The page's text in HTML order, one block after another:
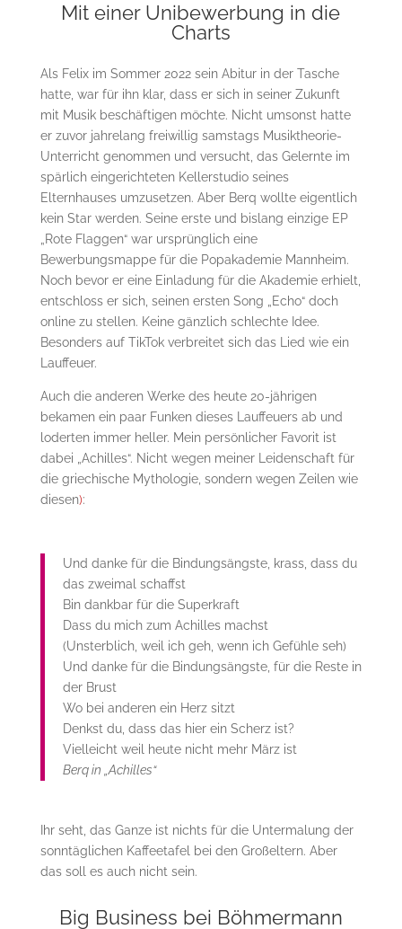
Mit einer Unibewerbung in die
Charts
Als Felix im Sommer 2022 sein Abitur in der Tasche
hatte, war für ihn klar, dass er sich in seiner Zukunft
mit Musik beschäftigen möchte. Nicht umsonst hatte
er zuvor jahrelang freiwillig samstags Musiktheorie-
Unterricht genommen und versucht, das Gelernte im
spärlich eingerichteten Kellerstudio seines
Elternhauses umzusetzen. Aber Berq wollte eigentlich
kein Star werden. Seine erste und bislang einzige EP
„Rote Flaggen“ war ursprünglich eine
Bewerbungsmappe für die Popakademie Mannheim.
Noch bevor er eine Einladung für die Akademie erhielt,
entschloss er sich, seinen ersten Song „Echo“ doch
online zu stellen. Keine gänzlich schlechte Idee.
Besonders auf TikTok verbreitet sich das Lied wie ein
Lauffeuer.
Auch die anderen Werke des heute 20-jährigen
bekamen ein paar Funken dieses Lauffeuers ab und
loderten immer heller. Mein persönlicher Favorit ist
dabei „Achilles“. Nicht wegen meiner Leidenschaft für
die griechische Mythologie, sondern wegen Zeilen wie
diesen):
Und danke für die Bindungsängste, krass, dass du
das zweimal schaffst
Bin dankbar für die Superkraft
Dass du mich zum Achilles machst
(Unsterblich, weil ich geh, wenn ich Gefühle seh)
Und danke für die Bindungsängste, für die Reste in
der Brust
Wo bei anderen ein Herz sitzt
Denkst du, dass das hier ein Scherz ist?
Vielleicht weil heute nicht mehr März ist
Berq in „Achilles“
Ihr seht, das Ganze ist nichts für die Untermalung der
sonntäglichen Kaffeetafel bei den Großeltern. Aber
das soll es auch nicht sein.
Big Business bei Böhmermann